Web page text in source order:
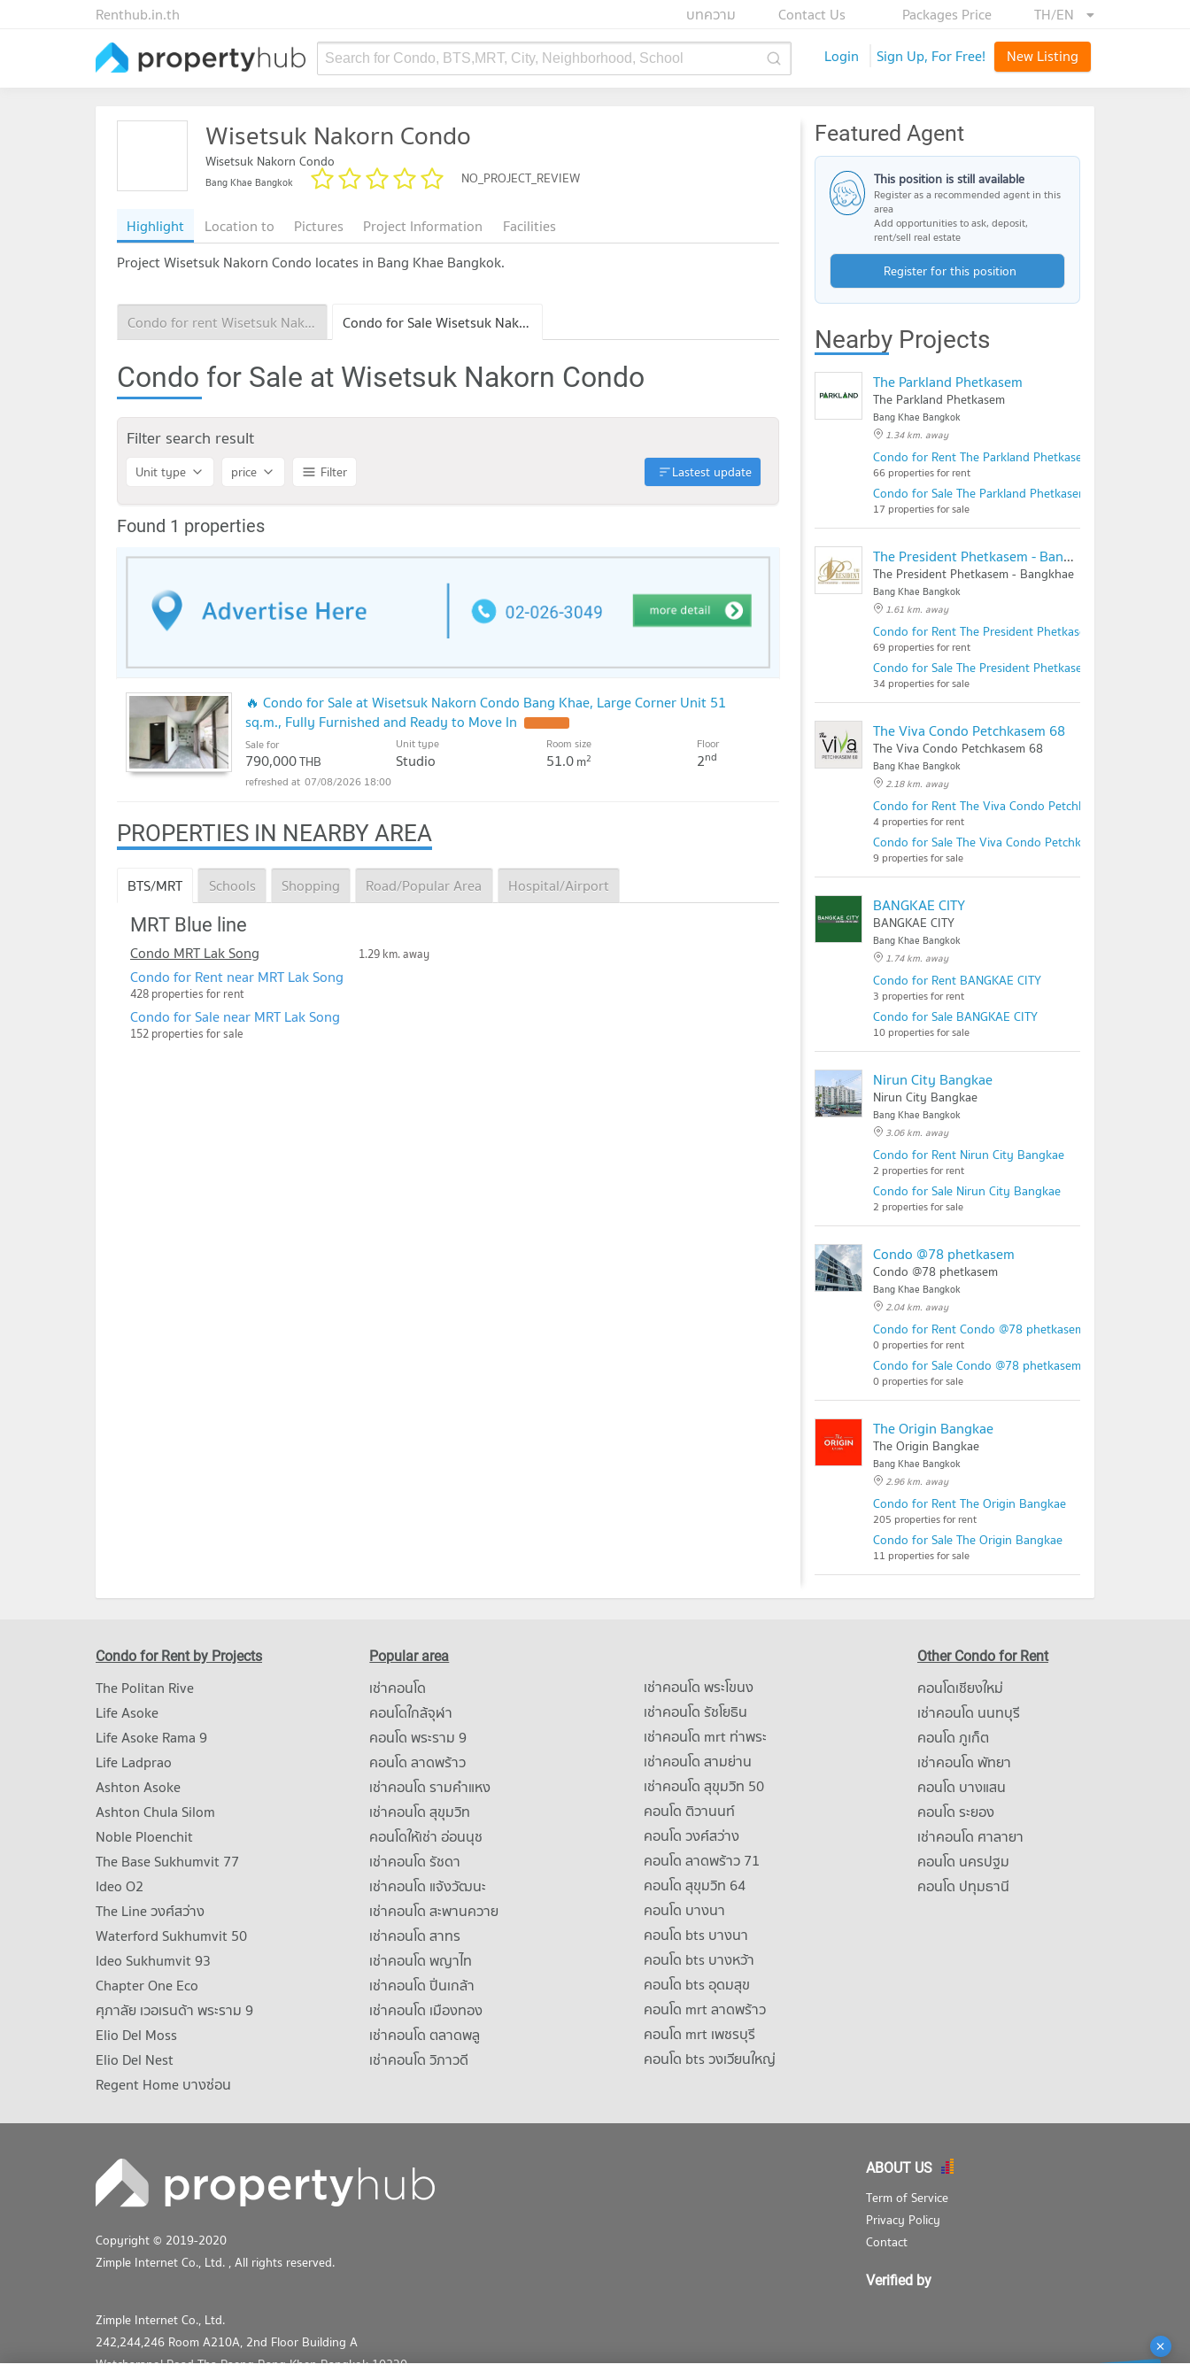
TH/EN
Packages Price
Contact Us
บทความ
Renthub.in.th
Search for Condo, BTS,MRT, City, Neighborhood, School Login Sign Up, For Free! New Listing
Wisetsuk Nakorn Condo
Wisetsuk Nakorn Condo
Bang Khae Bangkok NO_PROJECT_REVIEW
Highlight Location to Pictures Project Information
Facilities
Project Wisetsuk Nakorn Condo locates in Bang Khae Bangkok.
Condo for rent Wisetsuk Nakorn Condo Condo for Sale Wisetsuk Nakorn Condo
Condo for Sale at Wisetsuk Nakorn Condo
Filter search result
Unit type price Filter Lastest update
Found 1 properties
🔥 Condo for Sale at Wisetsuk Nakorn Condo Bang Khae, Large Corner Unit 51
sq.m., Fully Furnished and Ready to Move In
Sale for
790,000THB
Unit type
Studio
Room size
51.0m2
Floor
2nd
07/08/2026 18:00
PROPERTIES IN NEARBY AREA
BTS/MRT Schools Shopping Road/Popular Area Hospital/Airport
MRT Blue line
Condo MRT Lak Song 1.29 km. away
Condo for Rent near MRT Lak Song
428 properties for rent
Condo for Sale near MRT Lak Song
152 properties for sale
Featured Agent
This position is still available
Register as a recommended agent in this
area
Add opportunities to ask, deposit,
rent/sell real estate
Register for this position
Nearby Projects
The Parkland Phetkasem
The Parkland Phetkasem
Bang Khae Bangkok
1.34 km. away
Condo for Rent The Parkland Phetkasem
66 properties for rent
Condo for Sale The Parkland Phetkasem
17 properties for sale
The President Phetkasem - Bangkhae
The President Phetkasem - Bangkhae
Bang Khae Bangkok
1.61 km. away
Condo for Rent The President Phetkasem - Bangkhae
69 properties for rent
Condo for Sale The President Phetkasem - Bangkhae
34 properties for sale
The Viva Condo Petchkasem 68
The Viva Condo Petchkasem 68
Bang Khae Bangkok
2.18 km. away
Condo for Rent The Viva Condo Petchkasem 68
4 properties for rent
Condo for Sale The Viva Condo Petchkasem 68
9 properties for sale
BANGKAE CITY
BANGKAE CITY
Bang Khae Bangkok
1.74 km. away
Condo for Rent BANGKAE CITY
3 properties for rent
Condo for Sale BANGKAE CITY
10 properties for sale
Nirun City Bangkae
Nirun City Bangkae
Bang Khae Bangkok
3.06 km. away
Condo for Rent Nirun City Bangkae
2 properties for rent
Condo for Sale Nirun City Bangkae
2 properties for sale
Condo @78 phetkasem
Condo @78 phetkasem
Bang Khae Bangkok
2.04 km. away
Condo for Rent Condo @78 phetkasem
0 properties for rent
Condo for Sale Condo @78 phetkasem
0 properties for sale
The Origin Bangkae
The Origin Bangkae
Bang Khae Bangkok
2.96 km. away
Condo for Rent The Origin Bangkae
205 properties for rent
Condo for Sale The Origin Bangkae
11 properties for sale
Condo for Rent by Projects
The Politan Rive
Life Asoke
Life Asoke Rama 9
Life Ladprao
Ashton Asoke
Ashton Chula Silom
Noble Ploenchit
The Base Sukhumvit 77
Ideo O2
The Line วงศ์สว่าง
Waterford Sukhumvit 50
Ideo Sukhumvit 93
Chapter One Eco
ศุภาลัย เวอเรนด้า พระราม 9
Elio Del Moss
Elio Del Nest
Regent Home บางซ่อน
Popular area
เช่าคอนโด
คอนโดใกล้จุฬา
คอนโด พระราม 9
คอนโด ลาดพร้าว
เช่าคอนโด รามคําแหง
เช่าคอนโด สุขุมวิท
คอนโดให้เช่า อ่อนนุช
เช่าคอนโด รัชดา
เช่าคอนโด แจ้งวัฒนะ
เช่าคอนโด สะพานควาย
เช่าคอนโด สาทร
เช่าคอนโด พญาไท
เช่าคอนโด ปิ่นเกล้า
เช่าคอนโด เมืองทอง
เช่าคอนโด ตลาดพลู
เช่าคอนโด วิภาวดี
เช่าคอนโด พระโขนง
เช่าคอนโด รัชโยธิน
เช่าคอนโด mrt ท่าพระ
เช่าคอนโด สามย่าน
เช่าคอนโด สุขุมวิท 50
คอนโด ติวานนท์
คอนโด วงศ์สว่าง
คอนโด ลาดพร้าว 71
คอนโด สุขุมวิท 64
คอนโด บางนา
คอนโด bts บางนา
คอนโด bts บางหว้า
คอนโด bts อุดมสุข
คอนโด mrt ลาดพร้าว
คอนโด mrt เพชรบุรี
คอนโด bts วงเวียนใหญ่
Other Condo for Rent
คอนโดเชียงใหม่
เช่าคอนโด นนทบุรี
คอนโด ภูเก็ต
เช่าคอนโด พัทยา
คอนโด บางแสน
คอนโด ระยอง
เช่าคอนโด ศาลายา
คอนโด นครปฐม
คอนโด ปทุมธานี
Copyright © 2019-2020
Zimple Internet Co., Ltd. , All rights reserved.
Zimple Internet Co., Ltd.
242,244,246 Room A210A, 2nd Floor Building A
Watcharapol Road Tha Raeng Bang Khen Bangkok 10230
ABOUT US
Term of Service
Privacy Policy
Contact
Verified by